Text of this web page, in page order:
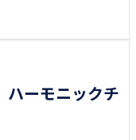
ハーモニックチ